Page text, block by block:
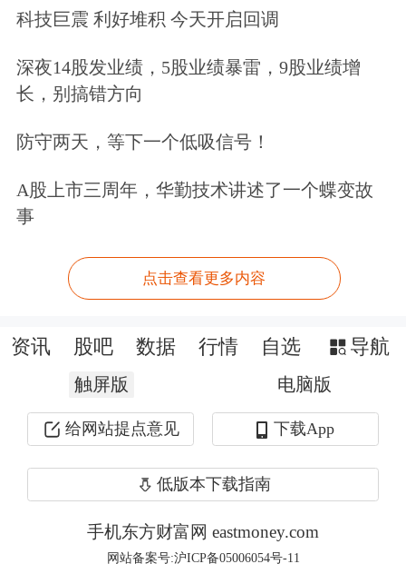
雅化集团、西藏矿业、天华新能
跟涨。港股锂业股亦全线大涨，赣锋锂
业一度暴涨超20%，天齐锂业一度大涨
超18%。
另外，周一早盘澳洲锂矿股也大幅走
强，其中Liontown资源有限公司股价一
度暴涨超22%，Pilbara矿业有限公司大
涨超17%，Mineral资源有限公司涨近
12%。
消息面上，宁德时代8月11日在互动平
台表示，公司在宜春项目采矿许可证8
月9日到期后已暂停了开采作业，正按
相关规定尽快办理采矿证延续申请，待
获得批复后将尽早恢复生产，该事项对
科技巨震 利好堆积 今天开启回调
深夜14股发业绩，5股业绩暴雷，9股业绩增
长，别搞错方向
防守两天，等下一个低吸信号！
A股上市三周年，华勤技术讲述了一个蝶变故
事
点击查看更多内容
资讯 股吧 数据 行情 自选 导航
触屏版 电脑版
给网站提点意见 下载App
低版本下载指南
手机东方财富网 eastmoney.com
网站备案号:沪ICP备05006054号-11